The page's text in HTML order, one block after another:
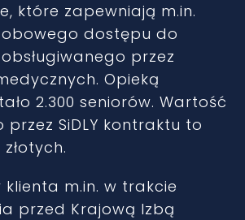
które zapewniają m.in.
dostępu do
przez
Opieką
2.300 seniorów. Wartość
przez SiDLY kontraktu to
klienta m.in. w trakcie
przed Krajową Izbą